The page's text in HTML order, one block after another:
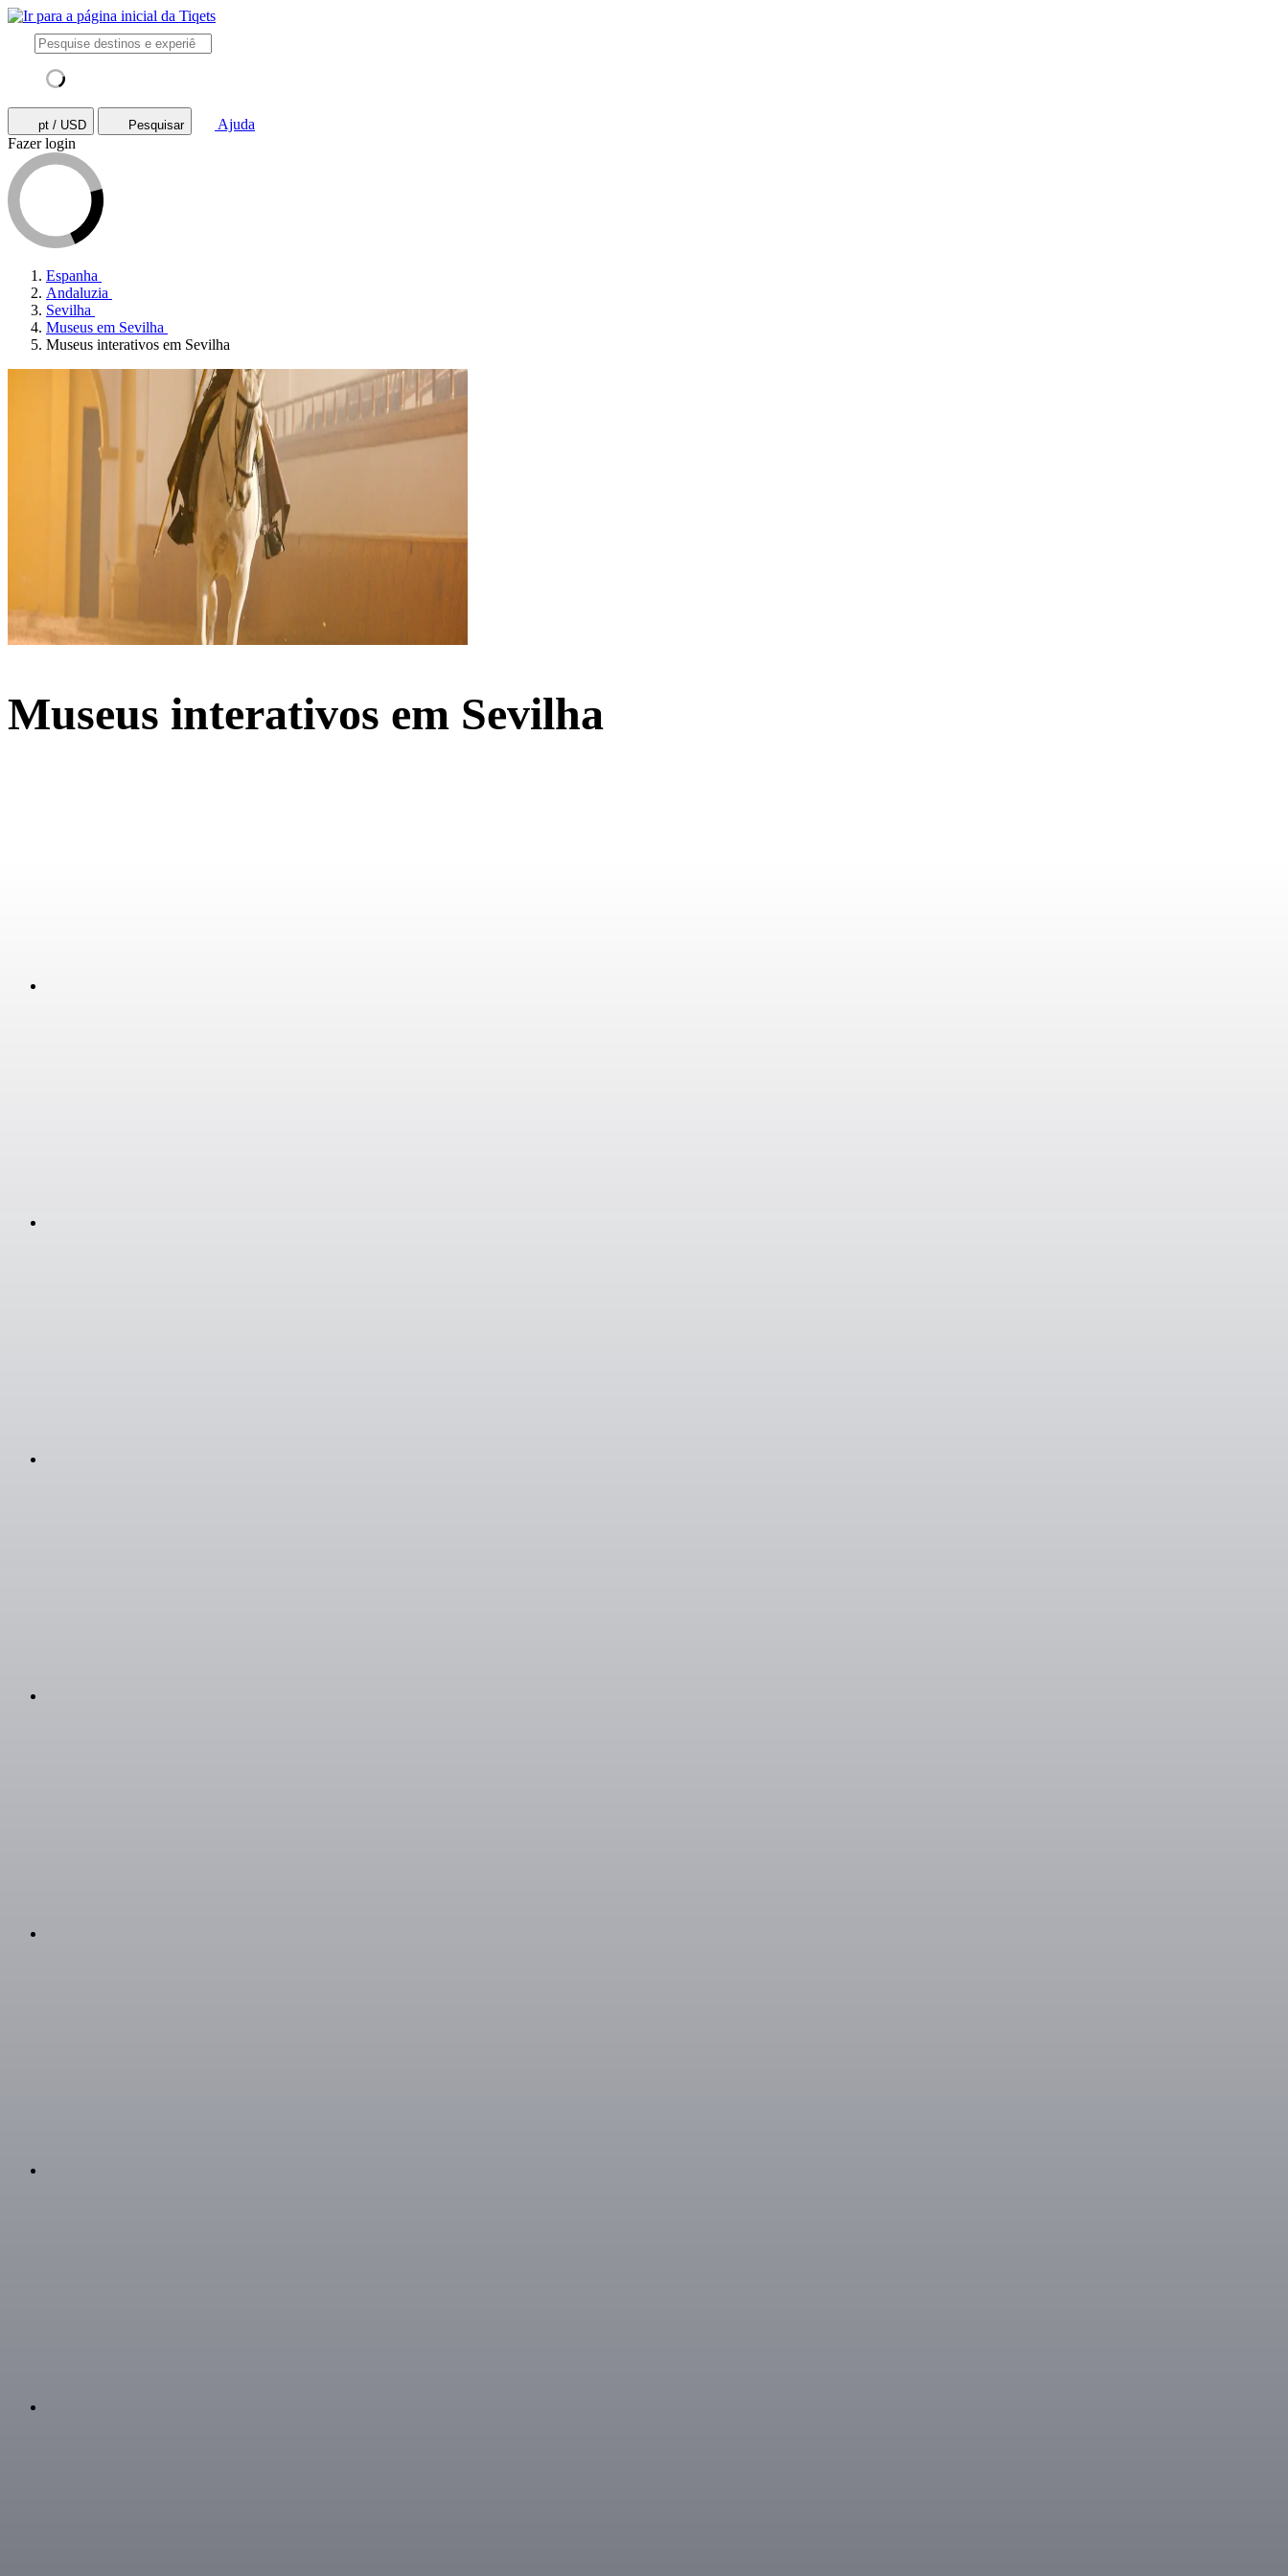
pt / USD Pesquisar
Ajuda
Fazer login
Espanha
Andaluzia
Sevilha
Museus em Sevilha
Museus interativos em Sevilha
Museus interativos em Sevilha